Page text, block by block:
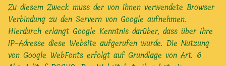
Zu diesem Zweck muss der von Ihnen verwendete Browser
Verbindung zu den Servern von Google aufnehmen.
Hierdurch erlangt Google Kenntnis darüber, dass über Ihre
IP-Adresse diese Website aufgerufen wurde. Die Nutzung
von Google WebFonts erfolgt auf Grundlage von Art. 6